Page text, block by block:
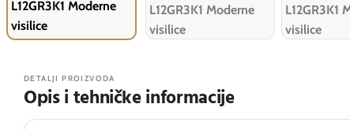
DETALJI PROIZVODA
Opis i tehničke informacije